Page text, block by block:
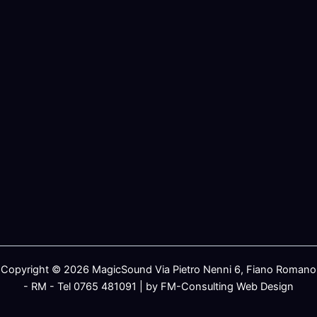
Copyright © 2026 MagicSound Via Pietro Nenni 6, Fiano Romano
- RM - Tel 0765 481091 | by FM-Consulting Web Design